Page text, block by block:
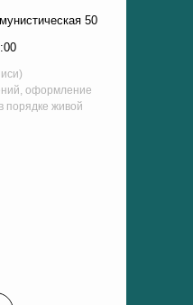
50
оформление
порядке живой